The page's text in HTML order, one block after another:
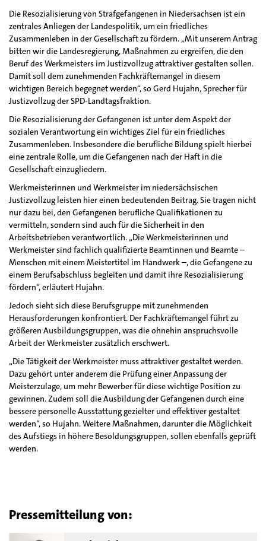
Die Resozialisierung von Strafgefangenen in Niedersachsen ist ein
zentrales Anliegen der Landespolitik, um ein friedliches
Zusammenleben in der Gesellschaft zu fördern. „Mit unserem Antrag
bitten wir die Landesregierung, Maßnahmen zu ergreifen, die den
Beruf des Werkmeisters im Justizvollzug attraktiver gestalten sollen.
Damit soll dem zunehmenden Fachkräftemangel in diesem
wichtigen Bereich begegnet werden“, so Gerd Hujahn, Sprecher für
Justizvollzug der SPD-Landtagsfraktion.
Die Resozialisierung der Gefangenen ist unter dem Aspekt der
sozialen Verantwortung ein wichtiges Ziel für ein friedliches
Zusammenleben. Insbesondere die berufliche Bildung spielt hierbei
eine zentrale Rolle, um die Gefangenen nach der Haft in die
Gesellschaft einzugliedern.
Werkmeisterinnen und Werkmeister im niedersächsischen
Justizvollzug leisten hier einen bedeutenden Beitrag. Sie tragen nicht
nur dazu bei, den Gefangenen berufliche Qualifikationen zu
vermitteln, sondern sind auch für die Sicherheit in den
Arbeitsbetrieben verantwortlich. „Die Werkmeisterinnen und
Werkmeister sind fachlich qualifizierte Beamtinnen und Beamte –
Menschen mit einem Meistertitel im Handwerk –, die Gefangene zu
einem Berufsabschluss begleiten und damit ihre Resozialisierung
fördern“, erläutert Hujahn.
Jedoch sieht sich diese Berufsgruppe mit zunehmenden
Herausforderungen konfrontiert. Der Fachkräftemangel führt zu
größeren Ausbildungsgruppen, was die ohnehin anspruchsvolle
Arbeit der Werkmeister zusätzlich erschwert.
„Die Tätigkeit der Werkmeister muss attraktiver gestaltet werden.
Dazu gehört unter anderem die Prüfung einer Anpassung der
Meisterzulage, um mehr Bewerber für diese wichtige Position zu
gewinnen. Zudem soll die Ausbildung der Gefangenen durch eine
bessere personelle Ausstattung gezielter und effektiver gestaltet
werden“, so Hujahn. Weitere Maßnahmen, darunter die Möglichkeit
des Aufstiegs in höhere Besoldungsgruppen, sollen ebenfalls geprüft
werden.
Pressemitteilung von: